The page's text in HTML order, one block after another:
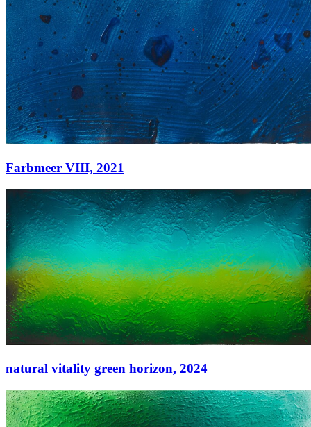
Farbmeer VIII, 2021
Farbmeer VIII,2021
Acryl auf Papier
65 x 50 cm
natural vitality green horizon, 2024
natural vitality green horizon,2024
Acryl auf Leinwand
120 × 240